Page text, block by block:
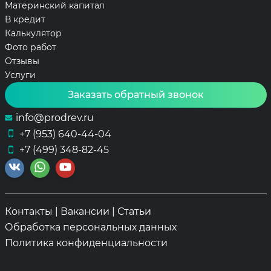
Материнский капитал
В кредит
Калькулятор
Фото работ
Отзывы
Услуги
Заказать обратный звонок
info@prodrev.ru
+7 (953) 640-44-04
+7 (499) 348-82-45
Контакты Вакансии
Статьи
Обработка персональных данных
Политика конфиденциальности